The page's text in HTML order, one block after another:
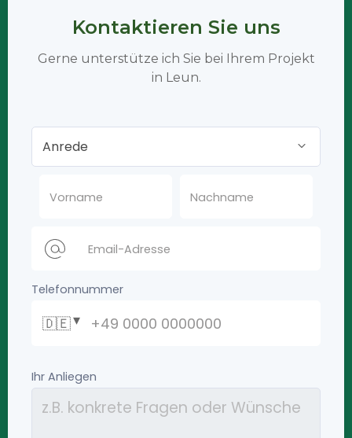
Kontaktieren Sie uns
Gerne unterstütze ich Sie bei Ihrem Projekt
in Leun.